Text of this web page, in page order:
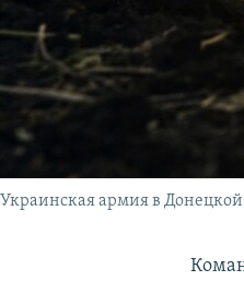
Украинская армия в Донецкой